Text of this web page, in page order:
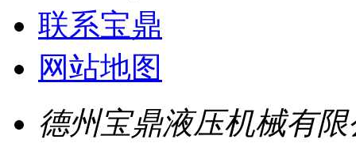
联系宝鼎
网站地图
德州宝鼎液压机械有